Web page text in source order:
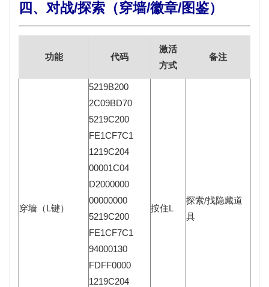
四、对战/探索（穿墙/徽章/图鉴）
功能 代码
激活
方式
备注
穿墙（L键）
5219B200
2C09BD70
5219C200
FE1CF7C1
1219C204
00001C04
D2000000
00000000
5219C200
FE1CF7C1
94000130
FDFF0000
1219C204
按住L
探索/找隐藏道
具